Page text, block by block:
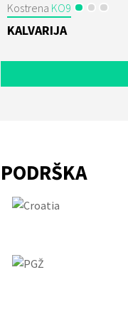
Kostrena KO9
KALVARIJA
PODRŠKA